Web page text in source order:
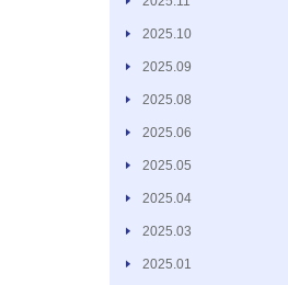
2025.10
2025.09
2025.08
2025.06
2025.05
2025.04
2025.03
2025.01